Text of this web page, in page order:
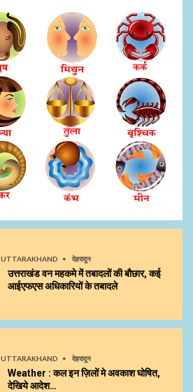
UTTARAKHAND देहरादून
उत्तराखंड वन महकमे में तबादलों की बौछार, कई
आईएफएस अधिकारियों के तबादले
UTTARAKHAND देहरादून
Weather : कल इन ज़िलों मे अवकाश घोषित,
देखिये आदेश…